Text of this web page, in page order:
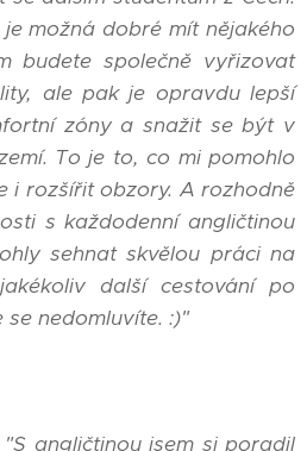
možná dobré mít nějakého
budete společně vyřizovat
ale pak je opravdu lepší
zóny a snažit se být v
To je to, co mi pomohlo
i rozšířit obzory. A rozhodně
s každodenní angličtinou
sehnat skvělou práci na
další cestování po
se nedomluvíte. :)"
"S angličtinou jsem siporadil